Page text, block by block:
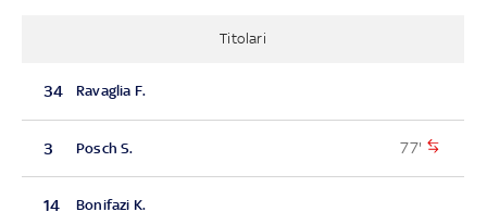
Titolari
34 Ravaglia F.
3 Posch S. 77'
14 Bonifazi K.